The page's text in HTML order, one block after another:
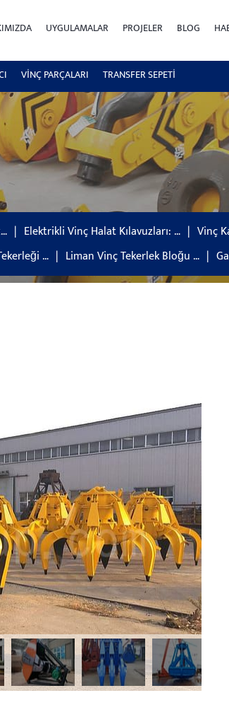
UYGULAMALAR PROJELER BLOG
VİNÇ PARÇALARI TRANSFER SEPETI
Elektrikli Vinç Halat Kılavuzları: …
Vinç
…
Liman Vinç Tekerlek Bloğu …